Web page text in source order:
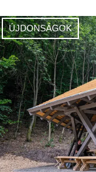
ÚJDONSÁGOK